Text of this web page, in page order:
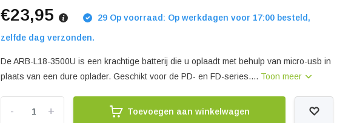
€23,95 29 Op voorraad: Op werkdagen voor 17:00 besteld,
zelfde dag verzonden.
De ARB-L18-3500U is een krachtige batterij die u oplaadt met behulp van micro-usb in
plaats van een dure oplader. Geschikt voor de PD- en FD-series.... Toon meer
+
- Toevoegen aan winkelwagen